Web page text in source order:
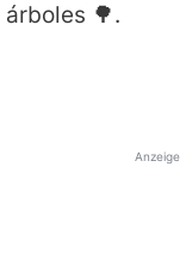
árboles 🌳.
Anzeige